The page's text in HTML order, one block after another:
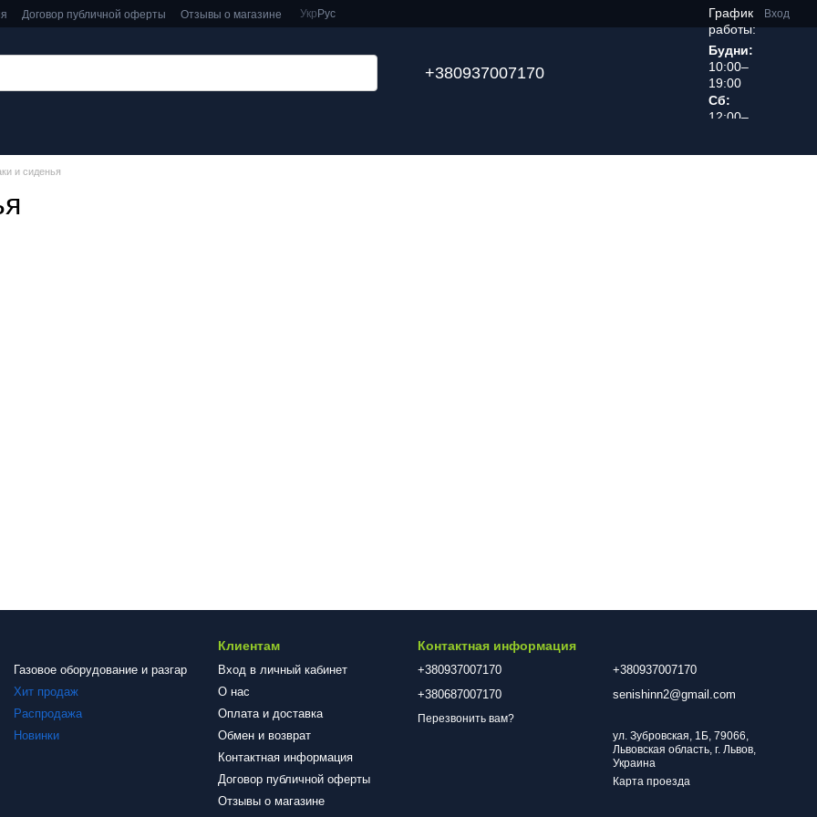
Договор публичной оферты Отзывы о магазине Укр Рус Вход
+380937007170
График
работы:
Будни:
10:00–
19:00
Сб:
12:00–
и сиденья
Газовое оборудование и разгар
Хит продаж
Распродажа
Новинки
Клиентам
Вход в личный кабинет
О нас
Оплата и доставка
Обмен и возврат
Контактная информация
Договор публичной оферты
Отзывы о магазине
Контактная информация
+380937007170
+380687007170
Перезвонить вам?
+380937007170
senishinn2@gmail.com
ул. Зубровская, 1Б, 79066,
Львовская область, г. Львов,
Украина
Карта проезда